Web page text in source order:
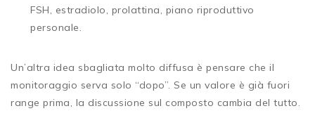
FSH, estradiolo, prolattina, piano riproduttivo
personale.
Un’altra idea sbagliata molto diffusa è pensare che il
monitoraggio serva solo “dopo”. Se un valore è già fuori
range prima, la discussione sul composto cambia del tutto.